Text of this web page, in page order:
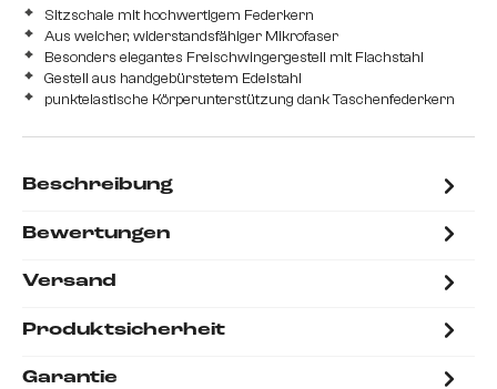
Sitzschale mit hochwertigem Federkern
Aus weicher, widerstandsfähiger Mikrofaser
Besonders elegantes Freischwingergestell mit Flachstahl
Gestell aus handgebürstetem Edelstahl
punktelastische Körperunterstützung dank Taschenfederkern
Beschreibung
Bewertungen
Versand
Produktsicherheit
Garantie